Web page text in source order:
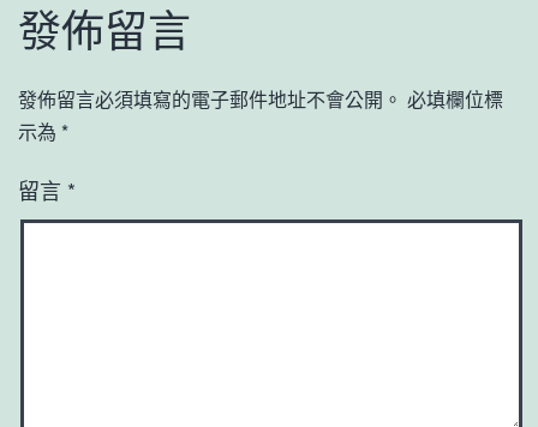
發佈留言
發佈留言必須填寫的電子郵件地址不會公開。 必填欄位標
示為 *
留言 *